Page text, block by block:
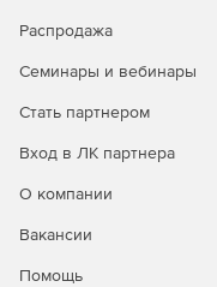
Распродажа
Семинары и вебинары
Стать партнером
Вход в ЛК партнера
О компании
Вакансии
Помощь